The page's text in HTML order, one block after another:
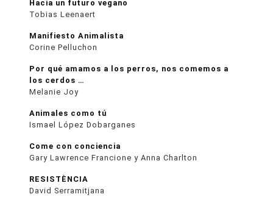
Hacia un futuro vegano
Tobias Leenaert
Manifiesto Animalista
Corine Pelluchon
Por qué amamos a los perros, nos comemos a
los cerdos …
Melanie Joy
Animales como tú
Ismael López Dobarganes
Come con conciencia
Gary Lawrence Francione y Anna Charlton
RESISTÈNCIA
David Serramitjana